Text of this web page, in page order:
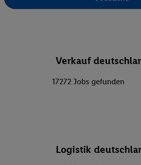
Verkauf
17272 Jobs gefunden
Logistik